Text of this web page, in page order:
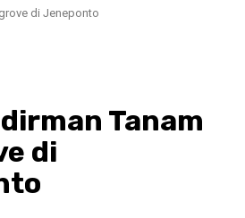
di Jeneponto
Tanam
di